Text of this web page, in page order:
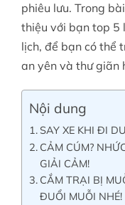
Tài khoản
phiêu lưu. Trong
thiệu với bạn top 5
lịch, để bạn có thể
an yên và thư giãn
Nội dung
SAY XE KHI ĐI
CẢM CÚM?
GIẢI CẢM!
CẮM TRẠI BỊ
ĐUỔI MUỖI NHÉ!